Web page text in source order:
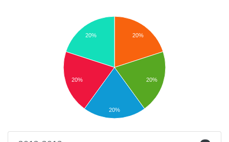
20%
20%
20%
20%
20%